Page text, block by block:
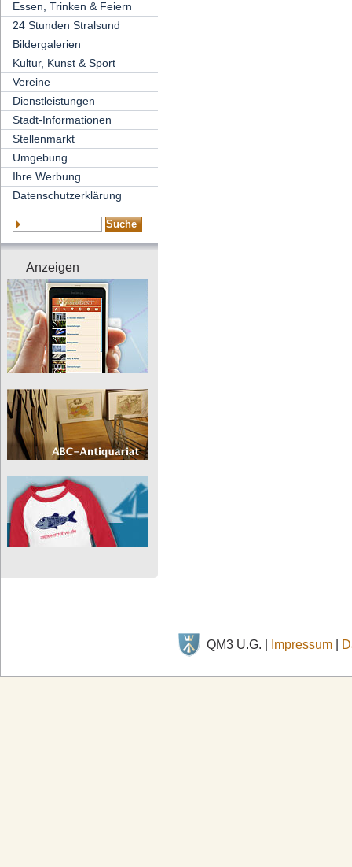
Essen, Trinken & Feiern
24 Stunden Stralsund
Bildergalerien
Kultur, Kunst & Sport
Vereine
Dienstleistungen
Stadt-Informationen
Stellenmarkt
Umgebung
Ihre Werbung
Datenschutzerklärung
Anzeigen
QM3 U.G. | Impressum